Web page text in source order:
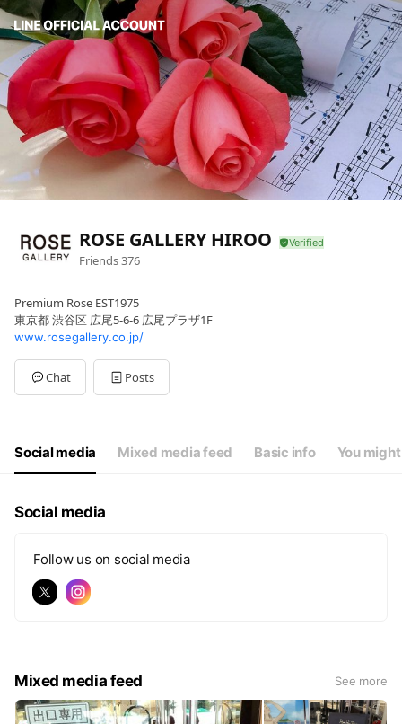
ROSE GALLERY HIROO
Friends376
Premium Rose EST1975
東京都 渋谷区 広尾5-6-6 広尾プラザ1F
www.rosegallery.co.jp/
Chat Posts
Social media Mixed media feed Basic info You
Social media
Follow us on social media
Mixed media feed See more